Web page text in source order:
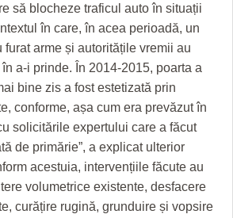
să blocheze traficul auto în situații
în care, în acea perioadă, un
furat arme și autoritățile vremii au
a-i prinde. În 2014-2015, poarta a
bine zis a fost estetizată prin
conforme, așa cum era prevăzut în
solicitările expertului care a făcut
de primărie”, a explicat ulterior
acestuia, intervențiile făcute au
volumetrice existente, desfacere
curățire rugină, grunduire și vopsire